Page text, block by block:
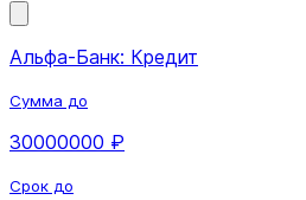
Альфа-Банк: Кредит
Сумма до
30000000 ₽
Срок до